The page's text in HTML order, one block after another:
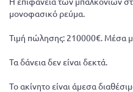
μονοφασικό ρεύμα.
Τιμή πώλησης: 210000€. Μέσα
Τα δάνεια δεν είναι δεκτά.
Το ακίνητο είναι άμεσα